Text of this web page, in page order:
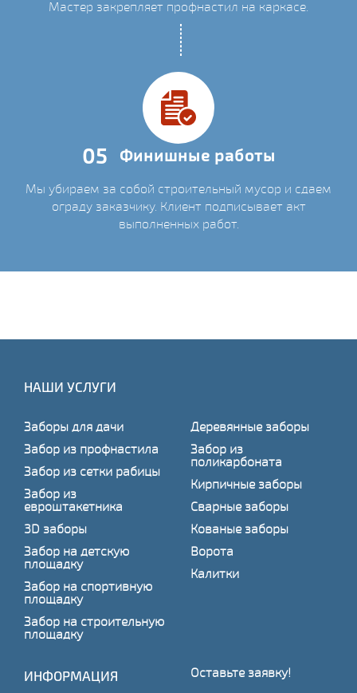
Мастер закрепляет профнастил на каркасе.
05 Финишные работы
Мы убираем за собой строительный мусор и сдаем
ограду заказчику. Клиент подписывает акт
выполненных работ.
НАШИ УСЛУГИ
Заборы для дачи
Забор из профнастила
Забор из сетки рабицы
Забор из
евроштакетника
3D заборы
Забор на детскую
площадку
Забор на спортивную
площадку
Забор на строительную
площадку
Деревянные заборы
Забор из
поликарбоната
Кирпичные заборы
Сварные заборы
Кованые заборы
Ворота
Калитки
ИНФОРМАЦИЯ Оставьте заявку!